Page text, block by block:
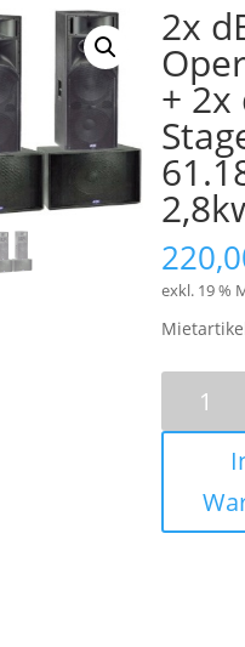
2x
+ 2x
exkl. 19 %
Stage
82.15
+